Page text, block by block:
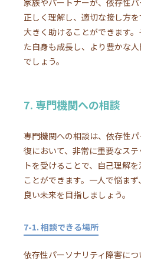
正しく理解し、適切な接し方
大きく助けることができます
た自身も成長し、より豊かな
でしょう。
7. 専門機関への相談
専門機関への相談は、依存性
復において、非常に重要なス
トを受けることで、自己理解
ことができます。一人で悩ま
良い未来を目指しましょう。
7-1. 相談できる場所
依存性パーソナリティ障害に